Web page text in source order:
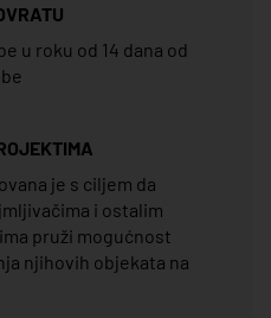
u roku od 14 dana od
je s ciljem da
i ostalim
pruži mogućnost
njihovih objekata na